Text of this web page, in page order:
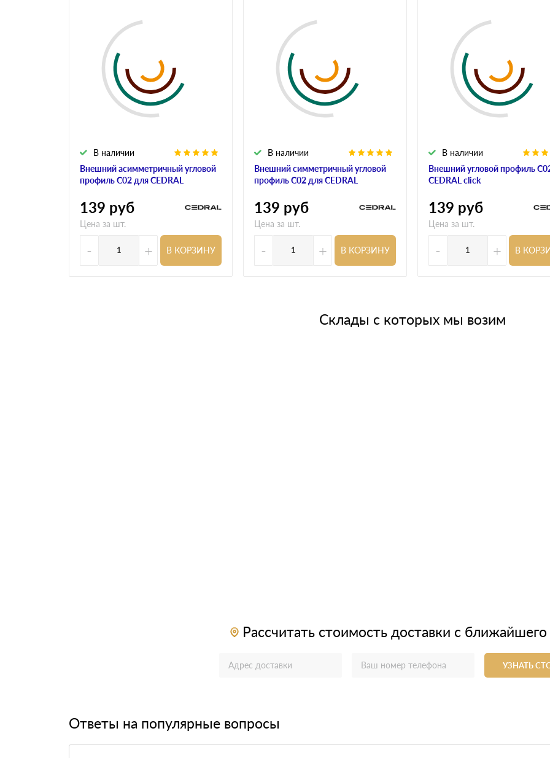
Внешний асимметричный угловой
профиль С02 для CEDRAL
В наличии
139 руб
Цена за шт.
- + В КОРЗИНУ
Внешний симметричный угловой
профиль С02 для CEDRAL
В наличии
139 руб
Цена за шт.
- + В КОРЗИНУ
Внешний угловой профиль
CEDRAL click
В наличии
139 руб
Цена за шт.
- + В
Склады с которых мы возим
Рассчитать стоимость доставки с ближайшего
УЗНАТЬ
Ответы на популярные вопросы